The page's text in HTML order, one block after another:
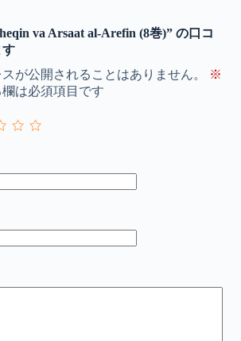
va Arsaat al-Arefin (8巻)” の口コ
す
が公開されることはありません。
※
は必須項目です